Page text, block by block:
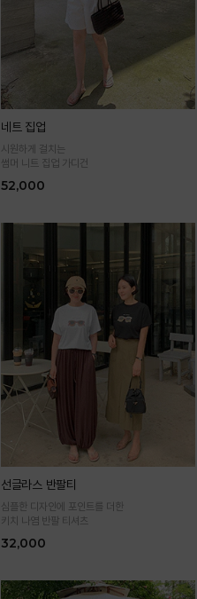
네트 집업
시원하게 걸치는
썸머 니트 집업 가디건
52,000
선글라스 반팔티
심플한 디자인에 포인트를 더한
키치 나염 반팔 티셔츠
32,000